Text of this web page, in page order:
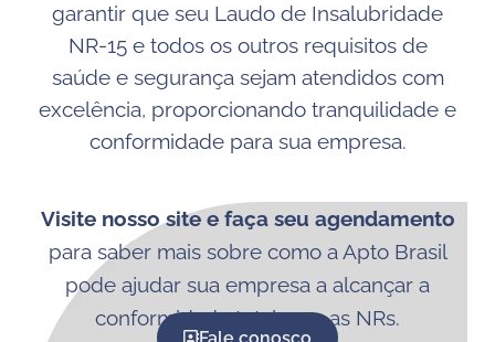
garantir que seu Laudo de Insalubridade
NR-15 e todos os outros requisitos de
saúde e segurança sejam atendidos com
excelência, proporcionando tranquilidade e
conformidade para sua empresa.
Visite nosso site e faça seu agendamento
para saber mais sobre como a Apto Brasil
pode ajudar sua empresa a alcançar a
conformidade total com as NRs.